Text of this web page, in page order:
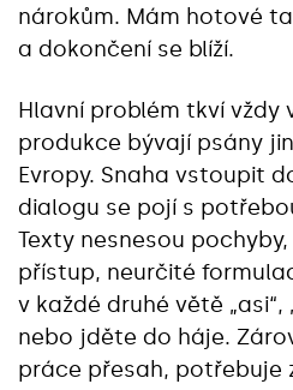
nárokům. Mám hotové
a dokončení se blíží.
Hlavní problém tkví vždy
produkce bývají psány
Evropy. Snaha vstoupit
dialogu se pojí s
Texty nesnesou
přístup, neurčité
v každé druhé větě „asi“,
nebo jděte do háje.
práce přesah, potřebuje